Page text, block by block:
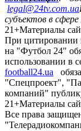
legal@24tv.com.ua
субъектов в
21+Материалы
При цитировании
на "Футбол 24"
использовании в
football24.ua
"Спецпроект",
компаний"
21+Материалы
Все права